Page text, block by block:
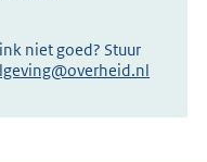
niet goed? Stuur